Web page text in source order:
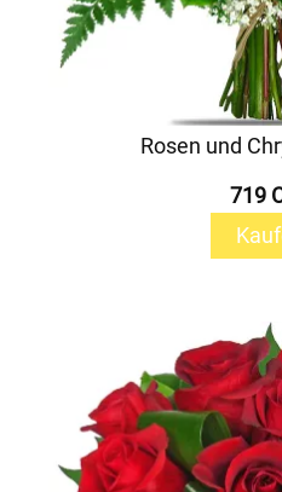
Rosen und
719